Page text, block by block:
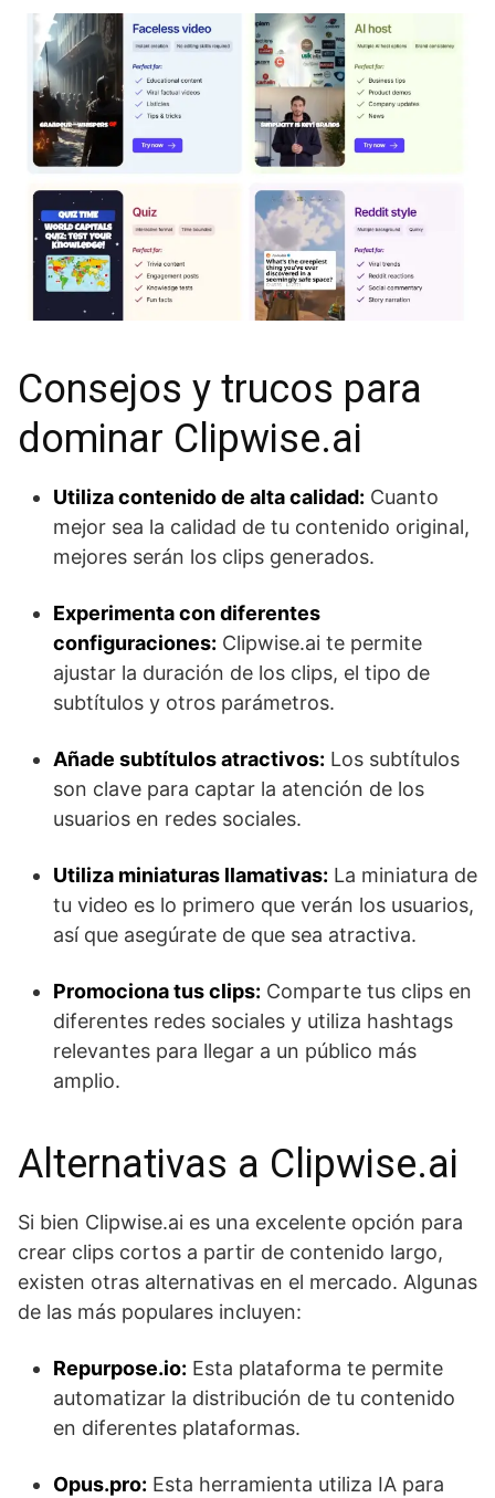
Consejos y trucos para
dominar Clipwise.ai
Utiliza contenido de alta calidad: Cuanto
mejor sea la calidad de tu contenido original,
mejores serán los clips generados.
Experimenta con diferentes
configuraciones: Clipwise.ai te permite
ajustar la duración de los clips, el tipo de
subtítulos y otros parámetros.
Añade subtítulos atractivos: Los subtítulos
son clave para captar la atención de los
usuarios en redes sociales.
Utiliza miniaturas llamativas: La miniatura de
tu video es lo primero que verán los usuarios,
así que asegúrate de que sea atractiva.
Promociona tus clips: Comparte tus clips en
diferentes redes sociales y utiliza hashtags
relevantes para llegar a un público más
amplio.
Alternativas a Clipwise.ai
Si bien Clipwise.ai es una excelente opción para
crear clips cortos a partir de contenido largo,
existen otras alternativas en el mercado. Algunas
de las más populares incluyen:
Repurpose.io: Esta plataforma te permite
automatizar la distribución de tu contenido
en diferentes plataformas.
Opus.pro: Esta herramienta utiliza IA para